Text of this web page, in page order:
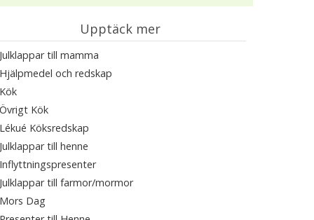
Upptäck mer
till mamma
och redskap
Kök
Köksredskap
till henne
till farmor/mormor
Dag